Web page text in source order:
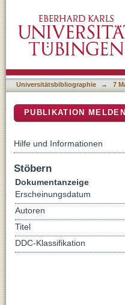
Universitätsbibliographie → 7
PUBLIKATION MELDEN
Hilfe und Informationen
Stöbern
Dokumentanzeige
Erscheinungsdatum
Autoren
Titel
DDC-Klassifikation